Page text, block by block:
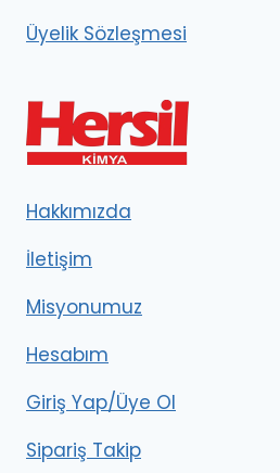
Üyelik Sözleşmesi
Hakkımızda
İletişim
Misyonumuz
Hesabım
Giriş Yap/Üye Ol
Sipariş Takip